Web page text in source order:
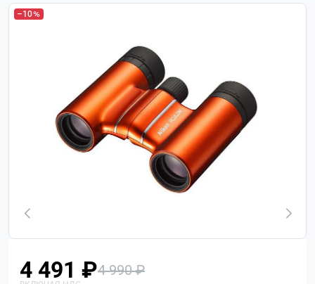
–10
4 491 ₽4 990 ₽